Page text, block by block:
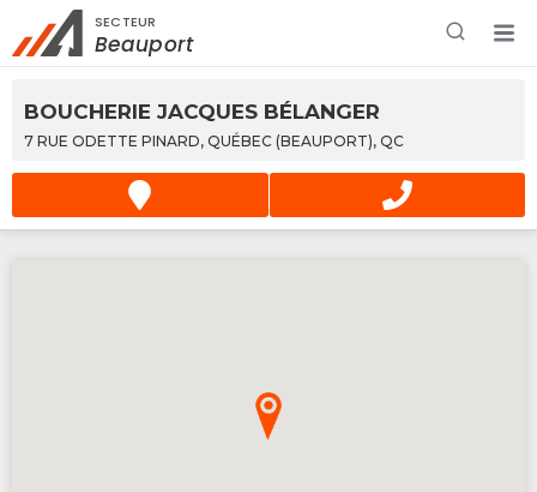
Rechercher à proximité - Entreprise / Rabais /
Services
SECTEUR
Beauport
BOUCHERIE JACQUES BÉLANGER
7 RUE ODETTE PINARD, QUÉBEC (BEAUPORT), QC